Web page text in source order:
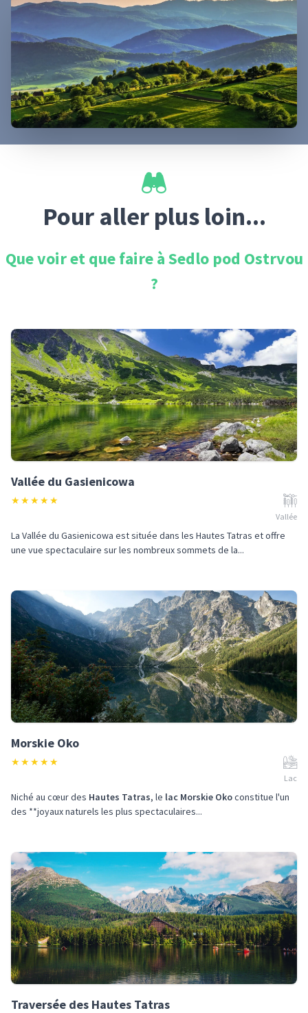
Pour aller plus loin...
Que voir et que faire àSedlo pod Ostrvou
?
Vallée du Gasienicowa
★★★★★
Vallée
La Vallée du Gasienicowa est située dans les Hautes Tatras et offre
une vue spectaculaire sur les nombreux sommets de la...
Morskie Oko
★★★★★
Lac
Niché au cœur des Hautes Tatras, le lac Morskie Okoconstitue l'un
des **joyaux naturels les plus spectaculaires...
Traversée des Hautes Tatras